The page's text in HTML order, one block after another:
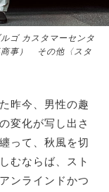
ゴ カスタマーセンタ
事） その他〈スタ
昨今、男性の趣
変化が写し出さ
って、秋風を切
むならば、スト
ンラインドかつ